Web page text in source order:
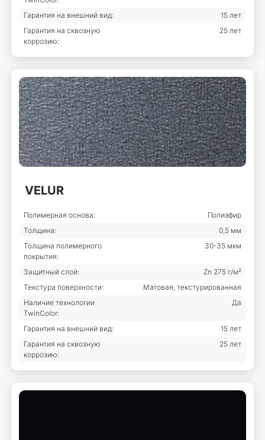
Гарантия на внешний вид:
15 лет
Гарантия на сквозную
коррозию:
25 лет
VELUR
Полимерная основа:
Полиэфир
Толщина:
0,5 мм
Толщина полимерного
покрытия:
30-35 мкм
Защитный слой:
Zn 275 г/м²
Текстура поверхности:
Матовая, текстурированная
Наличие технологии
TwinColor:
Да
Гарантия на внешний вид:
15 лет
Гарантия на сквозную
коррозию:
25 лет